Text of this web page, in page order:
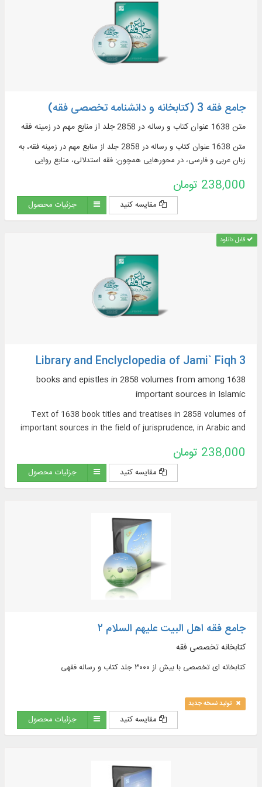
ومعاجم اللغة باللغتين العربية و الفارسية في ۶۲ مجلداً بقابليات البحث
جامع فقه 3 (کتابخانه و دانشنامه تخصصی فقه)
متن 1638 عنوان کتاب و رساله در 2858 جلد از منابع مهم در زمينه فقه
متن 1638 عنوان کتاب و رساله در 2858 جلد از منابع مهم در زمينه فقه، به
زبان عربی و فارسی، در محورهایی همچون: فقه استدلالی، منابع روایی
مستحدثه، فقه مقارن ...
238,000 تومان
مقایسه کنید جزئیات محصول
قابل دانلود
Library and Enclyclopedia of Jami` Fiqh 3
1638 books and epistles in 2858 volumes from among
important sources in Islamic
Text of 1638 book titles and treatises in 2858 volumes of
important sources in the field of jurisprudence, in Arabic and
narrative sources of jurisprudence, supplications and
pilgrimages, practical inquiries and treatises, Hajj rituals and
newly introduced issues, contemporary jurisprudence...
238,000 تومان
مقایسه کنید جزئیات محصول
جامع فقه اهل البیت علیهم السلام ۲
کتابخانه تخصصی فقه
کتابخانه ای تخصصی با بیش از ۳۰۰۰ جلد کتاب و رساله فقهی
تولید نسخه جدید
مقایسه کنید جزئیات محصول